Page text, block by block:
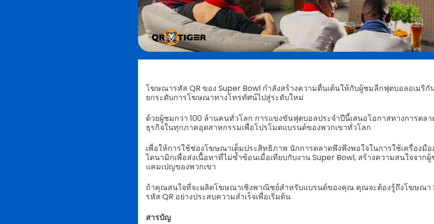
โฆษณารหัส QR ของ Super Bowl กำลังสร้างความตื่นเต้นให้กับผู้ชมลีกฟุตบอลอเมริกั
ยกระดับการโฆษณาทางโทรทัศน์ไปสู่ระดับใหม่
ด้วยผู้ชมกว่า 100 ล้านคนทั่วโลก การแข่งขันฟุตบอลประจำปีนี้เสนอโอกาสทางการตล
ธุรกิจในทุกภาคอุตสาหกรรมเพื่อโปรโมตแบรนด์ของพวกเขาทั่วโลก
เพื่อให้การใช้ช่องโฆษณาเต็มประสิทธิภาพ นักการตลาดพึงพึงพอใจในการใช้เครื่องมือ
ไดนามิกเพื่อส่งเนื้อหาที่ไม่ซ้ำซ้อนเมื่อเทียบกับงาน Super Bowl, สร้างความสนใจจาก
แคมเปญของพวกเขา
ถ้าคุณสนใจที่จะผลิตโฆษณาเชิงพาณิชย์สำหรับแบรนด์ของคุณ คุณจะต้องรู้ถึงโฆษณา
รหัส QR อย่างประสบความสำเร็จเพื่อเริ่มต้น
สารบัญ